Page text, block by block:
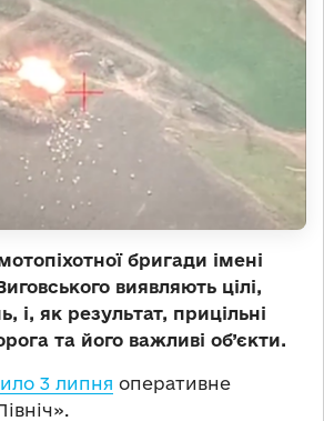
бригади імені
виявляють цілі,
і, як результат, прицільні
та його важливі об’єкти.
3 липня оперативне